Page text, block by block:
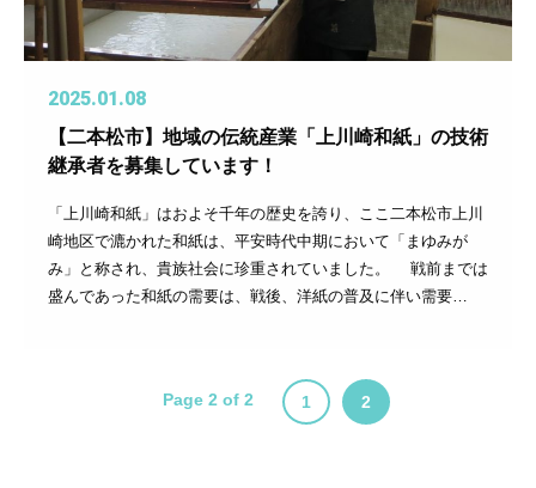
2025.01.08
【二本松市】地域の伝統産業「上川崎和紙」の技術
継承者を募集しています！
「上川崎和紙」はおよそ千年の歴史を誇り、ここ二本松市上川
崎地区で漉かれた和紙は、平安時代中期において「まゆみが
み」と称され、貴族社会に珍重されていました。 戦前までは
盛んであった和紙の需要は、戦後、洋紙の普及に伴い需要…
Page 2 of 2 1 2